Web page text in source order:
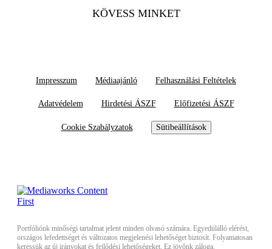
KÖVESS MINKET
Impresszum Médiaajánló Felhasználási Feltételek
Adatvédelem Hirdetési ÁSZF Előfizetési ÁSZF
Cookie Szabályzatok Sütibeállítások
Portfóliónk minőségi tartalmat jelent minden olvasó számára. Egyedülálló elérést,
országos lefedettséget és változatos megjelenési lehetőséget biztosít. Folyamatosan
keressük az új irányokat és fejlődési lehetőségeket. Ez jövőnk záloga.